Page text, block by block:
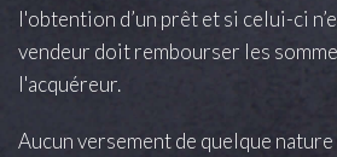
l'obtention d’un prêt et si celui-ci
vendeur doit rembourser les
l'acquéreur.
Aucun versement de quelque